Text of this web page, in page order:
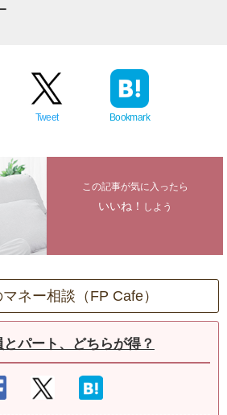
Tweet Bookmark
この記事が気に入ったら
いいね！ しよう
ネー相談（FP Cafe）
パート、どちらが得？